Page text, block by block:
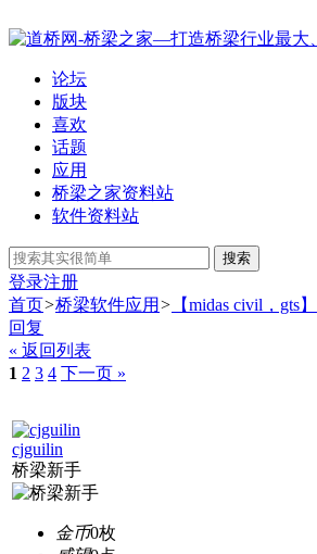
论坛
版块
喜欢
话题
应用
桥梁之家资料站
软件资料站
搜索
登录注册
首页>桥梁软件应用 > 【midas civil，gts】
回复
« 返回列表
1 2 3 4 下一页 »
cjguilin
桥梁新手
金币0枚